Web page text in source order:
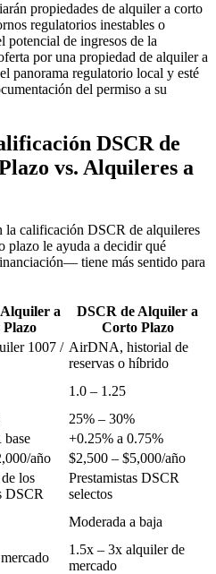
propiedades de alquiler a corto
regulatorios inestables o
potencial de ingresos de la
por una propiedad de alquiler a
panorama regulatorio local y esté
del permiso a su
DSCR de
vs. Alquileres a
la calificación DSCR de alquileres
plazo le ayuda a decidir qué
tiene más sentido para
a
DSCR de Alquiler a
Corto Plazo
1007 / AirDNA, historial de
reservas o híbrido
1.0 – 1.25
25% – 30%
base
+0.25% a 0.75%
año
$2,500 – $5,000/año
los
DSCR
Prestamistas DSCR
selectos
Moderada a baja
1.5x – 3x alquiler de
mercado